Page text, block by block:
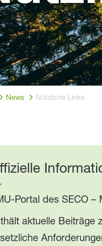
News Nützliche Links
Portal des SECO –
aktuelle Beiträge